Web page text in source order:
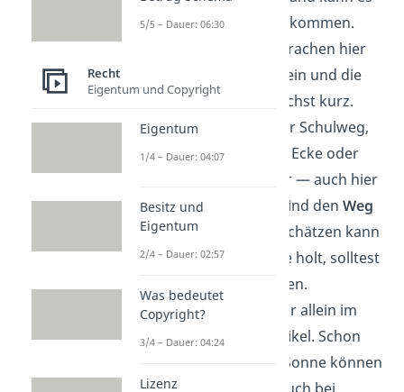
schnell zu Konflikten kommen.
Deshalb sollten Absprachen hier
besonders konkret sein und die
erste Alleinzeit möglichst kurz.
Allein unterwegs:
Der Schulweg,
der Spielplatz um die Ecke oder
der Gang zum Bäcker — auch hier
gilt: Nur wenn dein Kind denWeg
kennt, Gefahren einschätzen kann
und weiß, wie es Hilfe holt, solltest
du es allein losschicken.
Allein im Auto:
Kinder allein im
Auto zu lassen, ist heikel. Schon
wenige Minuten bei Sonne können
5/5 – Dauer: 06:30
Recht
Eigentum und Copyright
Eigentum
1/4 – Dauer: 04:07
Besitz und
Eigentum
2/4 – Dauer: 02:57
Was bedeutet
Copyright?
3/4 – Dauer: 04:24
Lizenz